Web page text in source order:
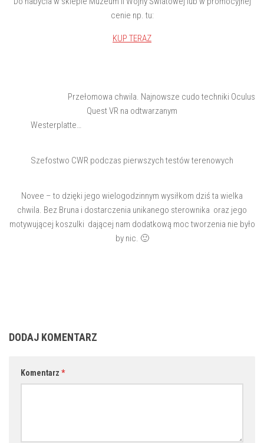
cenie np. tu:
KUP TERAZ
Przełomowa chwila. Najnowsze cudo techniki Oculus
Quest VR na odtwarzanym
Westerplatte…
Szefostwo CWR podczas pierwszych testów terenowych
Novee – to dzięki jego wielogodzinnym wysiłkom dziś ta wielka
chwila. Bez Bruna i dostarczenia unikanego sterownika oraz jego
motywującej koszulki dającej nam dodatkową moc tworzenia nie było
by nic. 🙂
DODAJ KOMENTARZ
Komentarz *